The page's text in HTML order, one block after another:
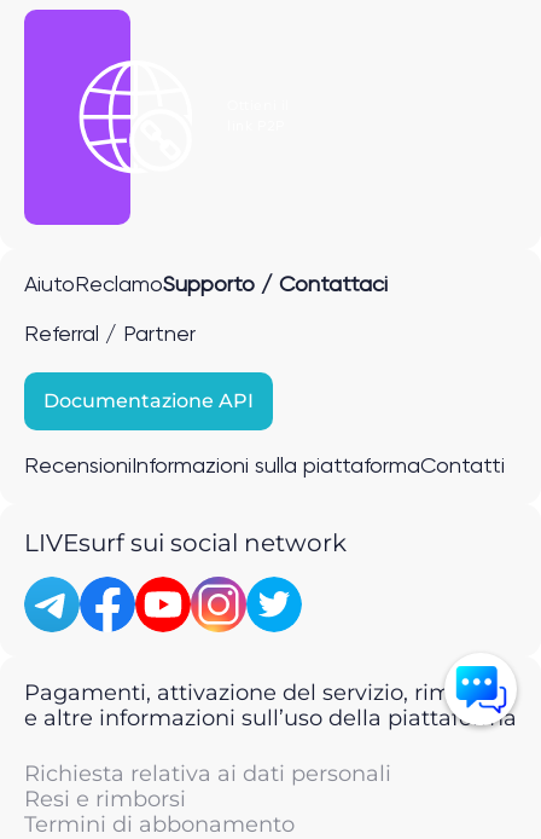
Aiuto ReclamoSupporto / Contattaci
Referral / Partner
Documentazione API
Recensioni Informazioni sulla piattaformaContatti
LIVEsurf sui social network
Pagamenti, attivazione del servizio, rimborsi
e altre informazioni sull’uso della piattaforma
Richiesta relativa ai dati personali
Resi e rimborsi
Termini di abbonamento